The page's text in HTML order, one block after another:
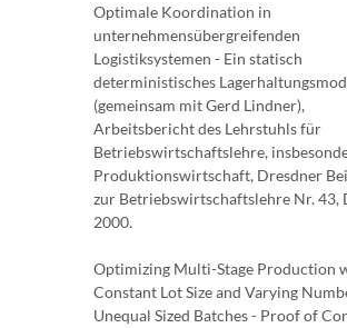
Optimale Koordination in
unternehmensübergreifenden
Logistiksystemen - Ein statisch
deterministisches
(gemeinsam mit Gerd Lindner),
Arbeitsbericht des Lehrstuhls für
Betriebswirtschaftslehre,
Produktionswirtschaft, Dresdner
zur Betriebswirtschaftslehre Nr. 43,
2000.
Optimizing Multi-Stage Production
Constant Lot Size and Varying
Unequal Sized Batches - Proof of